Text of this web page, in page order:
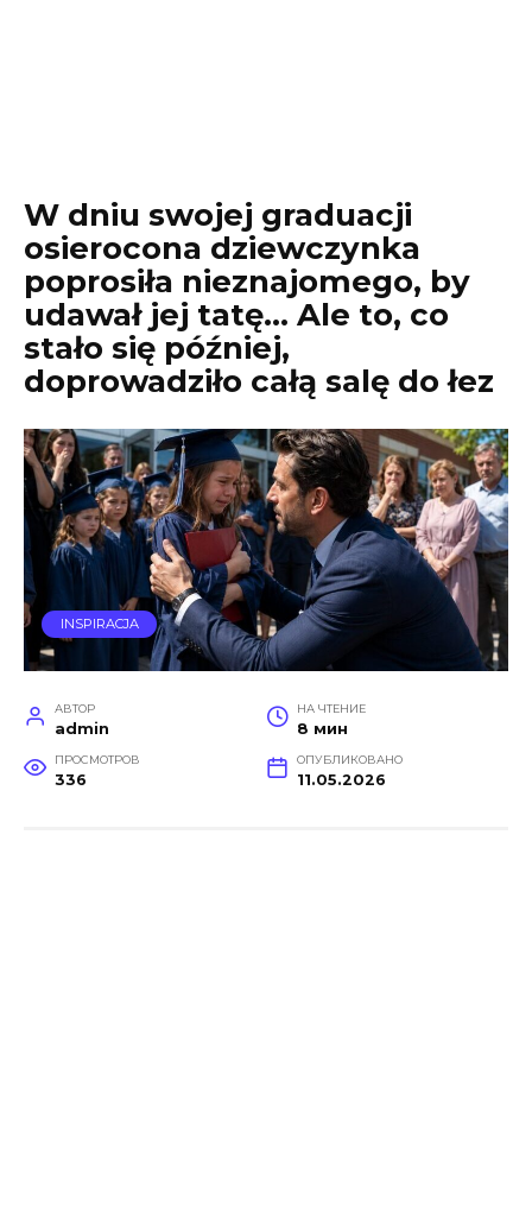
W dniu swojej graduacji
osierocona dziewczynka
poprosiła nieznajomego, by
udawał jej tatę… Ale to, co
stało się później,
doprowadziło całą salę do łez
INSPIRACJA
АВТОР
admin
НА ЧТЕНИЕ
8 мин
ПРОСМОТРОВ
336
ОПУБЛИКОВАНО
11.05.2026